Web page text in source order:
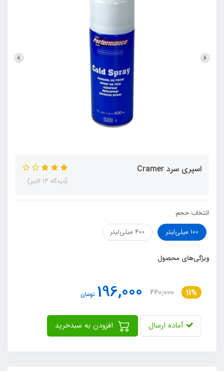
اسپري سرد Cramer
(دیدگاه 13 کاربر)
انتخاب حجم:
100 میلی‌لیتر
400 میلی‌لیتر
ویژگی‌های محصول
11%
220,000
196,000 تومان
آماده ارسال